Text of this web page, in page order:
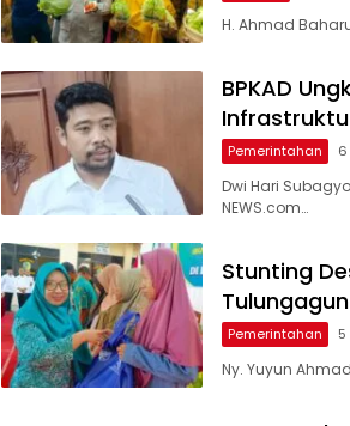
H. Ahmad
BPKAD
Pemerintahan
Dwi Hari
NEWS.com…
Stunting
Pemerintahan
Ny. Yuyun